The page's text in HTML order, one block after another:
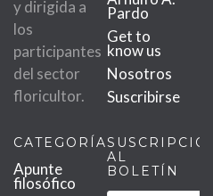
y dirigida a
los
participantes
del sector
floricultor.
Pardo
Get to
know us
Nosotros
Suscribirse
CATEGORÍAS
Apunte
filosófico
SUSCRIPCIÓN
AL
BOLETÍN